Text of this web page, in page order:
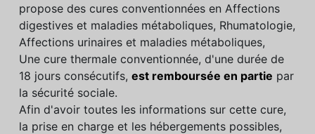
propose des cures conventionnées en Affections
digestives et maladies métaboliques, Rhumatologie,
Affections urinaires et maladies métaboliques,
Une cure thermale conventionnée, d'une durée de
18 jours consécutifs, est remboursée en partie par
la sécurité sociale.
Afin d'avoir toutes les informations sur cette cure,
la prise en charge et les hébergements possibles,